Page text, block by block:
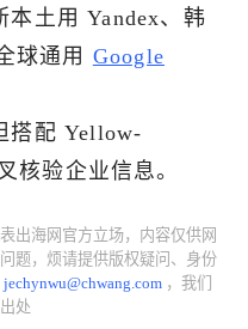
本土用 Yandex、韩
球通用 Google
搭配 Yellow-
核验企业信息。
出海网官方立场，内容仅供网
题，烦请提供版权疑问、身份
jechynwu@chwang.com ，我们
处